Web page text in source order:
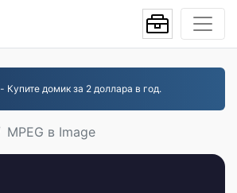
Купите домик за 2 доллара в год.
MPEG в Image